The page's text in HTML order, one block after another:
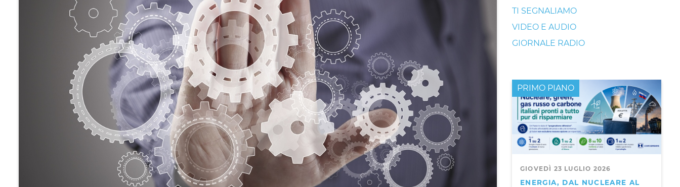
TI SEGNALIAMO
VIDEO E AUDIO
GIORNALE RADIO
GIOVEDÌ 23 LUGLIO 2026
ENERGIA, DAL NUCLEARE AL
PRIMO PIANO